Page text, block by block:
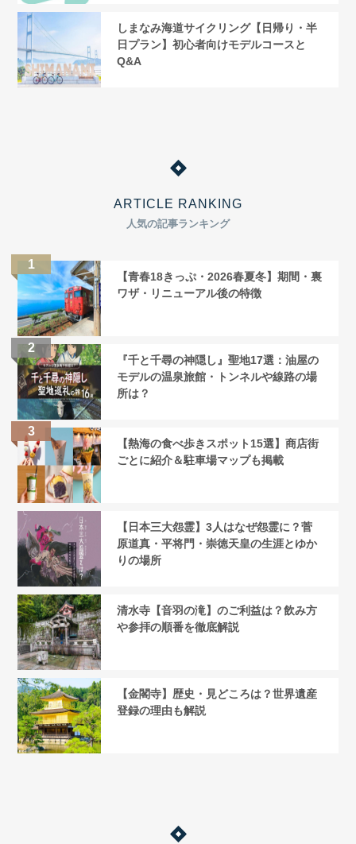
しまなみ海道サイクリング【日帰り・半
日プラン】初心者向けモデルコースと
Q&A
ARTICLE RANKING
人気の記事ランキング
【青春18きっぷ・2026春夏冬】期間・裏
ワザ・リニューアル後の特徴
『千と千尋の神隠し』聖地17選：油屋の
モデルの温泉旅館・トンネルや線路の場
所は？
【熱海の食べ歩きスポット15選】商店街
ごとに紹介＆駐車場マップも掲載
【日本三大怨霊】3人はなぜ怨霊に？菅
原道真・平将門・崇徳天皇の生涯とゆか
りの場所
清水寺【音羽の滝】のご利益は？飲み方
や参拝の順番を徹底解説
【金閣寺】歴史・見どころは？世界遺産
登録の理由も解説